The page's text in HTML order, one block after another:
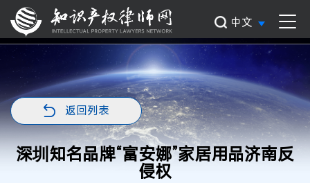
中文
返回列表
深圳知名品牌“富安娜”家居用品济南反
侵权